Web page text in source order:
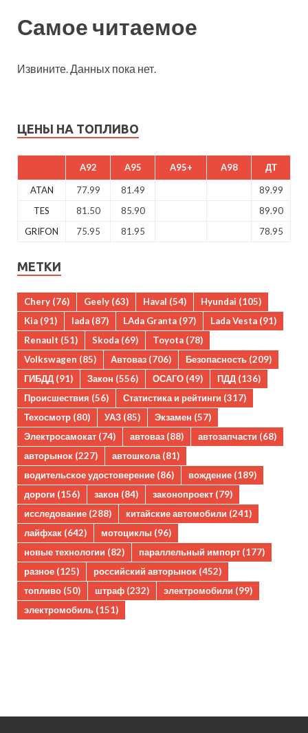
Самое читаемое
Извините. Данных пока нет.
ЦЕНЫ НА ТОПЛИВО
A92 A95 A95+ A98 ДТ
ATAN 77.99 81.49
89.99
TES
81.50 85.90
89.90
GRIFON
75.95 81.95 78.95
МЕТКИ
Chery (76) Geely (63) Haval (54) Hyundai (105)
Kia (91) lada (87) LAda Granta (97) Lada Vesta (91)
Renault (51) Skoda (69) Toyota (78)
Volkswagen (85) Автоваз (706) Безопасность (209)
ГИБДД (91) Закон (556) ОСАГО (49) ПДД (136)
Происшествия (56) Статистика и рейтинги (317)
Техосмотр (80) УАЗ (85) Экзамен (57)
Электросамокат (74) автоваз (88) автозапчасти (68)
авторынок (227) автошкола (81)
водительское удостоверение (86) вождение (189)
дороги (156) закон (84) законопроект (79)
исследование (288) китайские автомобили (241)
лайфхак (642) мотоциклы (96)
новые технологии (82) параллельный импорт (177)
разное (125) российский авторынок (452)
топливо (50) штраф (232) электромобили (99)
электромобиль (151)